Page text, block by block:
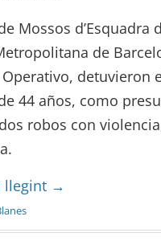
Mossos
de
Operativo, detuvieron
44 años, como
robos con
llegint →